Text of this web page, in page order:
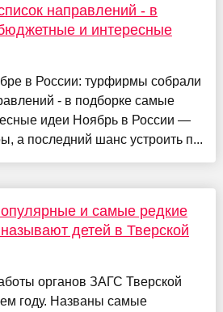
направлений - в
и интересные
в России: турфирмы собрали
- в подборке самые
идеи Ноябрь в России —
а последний шанс устроить п...
и самые редкие
детей в Тверской
органов ЗАГС Тверской
году. Названы самые